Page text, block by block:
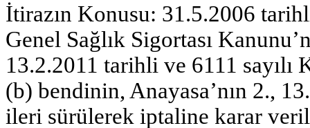
İtirazın Konusu: 31.5.2006
Genel Sağlık Sigortası
13.2.2011 tarihli ve 6111
(b) bendinin, Anayasa’nın 2.,
ileri sürülerek iptaline karar